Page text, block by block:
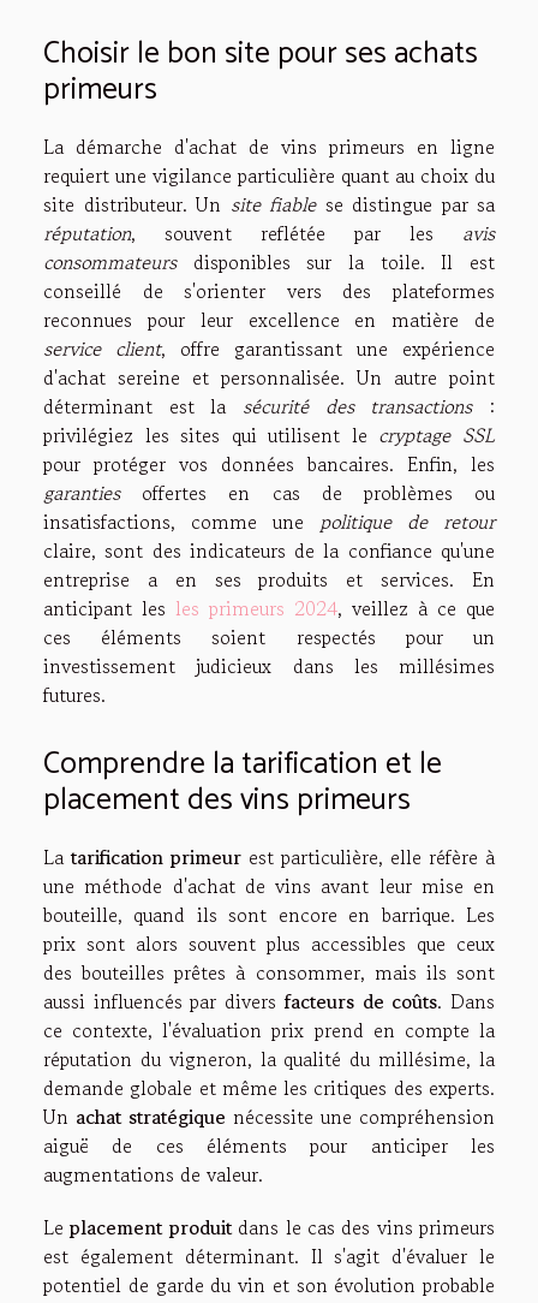
Choisir le bon site pour ses achats
primeurs
La démarche d'achat de vins primeurs en ligne
requiert une vigilance particulière quant au choix du
site distributeur. Un site fiablese distingue par sa
réputation, souvent reflétée par les avis
consommateursdisponibles sur la toile. Il est
conseillé de s'orienter vers des plateformes
reconnues pour leur excellence en matière de
service client, offre garantissant une expérience
d'achat sereine et personnalisée. Un autre point
déterminant est la sécurité des transactions:
privilégiez les sites qui utilisent le cryptage SSL
pour protéger vos données bancaires. Enfin, les
garantiesoffertes en cas de problèmes ou
insatisfactions, comme une politique de retour
claire, sont des indicateurs de la confiance qu'une
entreprise a en ses produits et services. En
anticipant les les primeurs 2024, veillez à ce que
ces éléments soient respectés pour un
investissement judicieux dans les millésimes
futures.
Comprendre la tarification et le
placement des vins primeurs
Latarification primeur est particulière, elle réfère à
une méthode d'achat de vins avant leur mise en
bouteille, quand ils sont encore en barrique. Les
prix sont alors souvent plus accessibles que ceux
des bouteilles prêtes à consommer, mais ils sont
aussi influencés par diversfacteurs de coûts. Dans
ce contexte, l'évaluation prix prend en compte la
réputation du vigneron, la qualité du millésime, la
demande globale et même les critiques des experts.
Un achat stratégique nécessite une compréhension
aiguë de ces éléments pour anticiper les
augmentations de valeur.
Leplacement produitdans le cas des vins primeurs
est également déterminant. Il s'agit d'évaluer le
potentiel de garde du vin et son évolution probable